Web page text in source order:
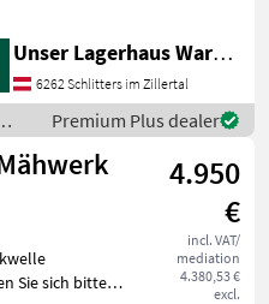
Unser Lagerhaus Warenhandelsges.m.b.H.
6262 Schlitters im Zillertal
/
Premium Plus dealer
4.950
€
incl. VAT/
mediation
4.380,53 €
excl.
Sie sich bitte